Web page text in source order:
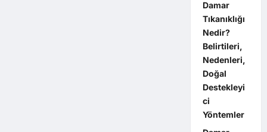
Damar
Tıkanıklığı
Nedir?
Belirtileri,
Nedenleri,
Doğal
Destekleyi
ci
Yöntemler